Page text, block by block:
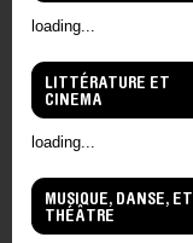
loading...
LITTÉRATURE ET
CINEMA
loading...
MUSIQUE, DANSE, ET
THÉÂTRE